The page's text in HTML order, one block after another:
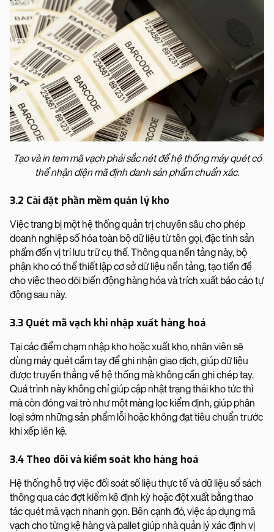
Tạo và in tem mã vạch phải sắc nét để hệ thống máy quét có
thể nhận diện mã định danh sản phẩm chuẩn xác.
3.2 Cài đặt phần mềm quản lý kho
Việc trang bị một hệ thống quản trị chuyên sâu cho phép
doanh nghiệp số hóa toàn bộ dữ liệu từ tên gọi, đặc tính sản
phẩm đến vị trí lưu trữ cụ thể. Thông qua nền tảng này, bộ
phận kho có thể thiết lập cơ sở dữ liệu nền tảng, tạo tiền đề
cho việc theo dõi biến động hàng hóa và trích xuất báo cáo tự
động sau này.
3.3 Quét mã vạch khi nhập xuất hàng hoá
Tại các điểm chạm nhập kho hoặc xuất kho, nhân viên sẽ
dùng máy quét cầm tay để ghi nhận giao dịch, giúp dữ liệu
được truyền thẳng về hệ thống mà không cần ghi chép tay.
Quá trình này không chỉ giúp cập nhật trạng thái kho tức thì
mà còn đóng vai trò như một màng lọc kiểm định, giúp phân
loại sớm những sản phẩm lỗi hoặc không đạt tiêu chuẩn trước
khi xếp lên kệ.
3.4 Theo dõi và kiểm soát kho hàng hoá
Hệ thống hỗ trợ việc đối soát số liệu thực tế và dữ liệu sổ sách
thông qua các đợt kiểm kê định kỳ hoặc đột xuất bằng thao
tác quét mã vạch nhanh gọn. Bên cạnh đó, việc áp dụng mã
vạch cho từng kệ hàng và pallet giúp nhà quản lý xác định vị